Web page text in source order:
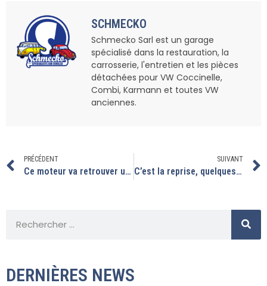
SCHMECKO
Schmecko Sarl est un garage
spécialisé dans la restauration, la
carrosserie, l'entretien et les pièces
détachées pour VW Coccinelle,
Combi, Karmann et toutes VW
anciennes.
PRÉCÉDENT
Ce moteur va retrouver une pression d’huile correcte.
SUIVANT
C’est la reprise, quelques moteurs sont prêts
DERNIÈRES NEWS